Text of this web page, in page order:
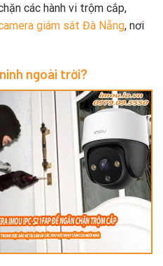
các hành vi trộm cắp,
giám sát Đà Nẵng, nơi
ngoài trời?